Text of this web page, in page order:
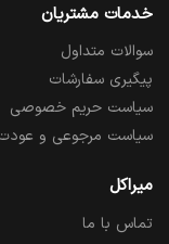
پایه سقفی
پرده نمایش
تبلت و موبایل
تلویزیون
درایو نوری
خدمات مشتریان
سوالات متداول
پیگیری سفارشات
سیاست حریم خصوصی
سیاست مرجوعی و
میراکل
تماس با ما